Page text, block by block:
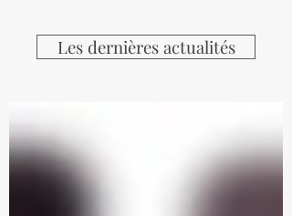
Les dernières actualités